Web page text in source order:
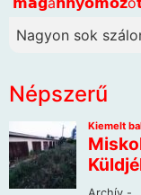
Nagyon sok
Népszerű